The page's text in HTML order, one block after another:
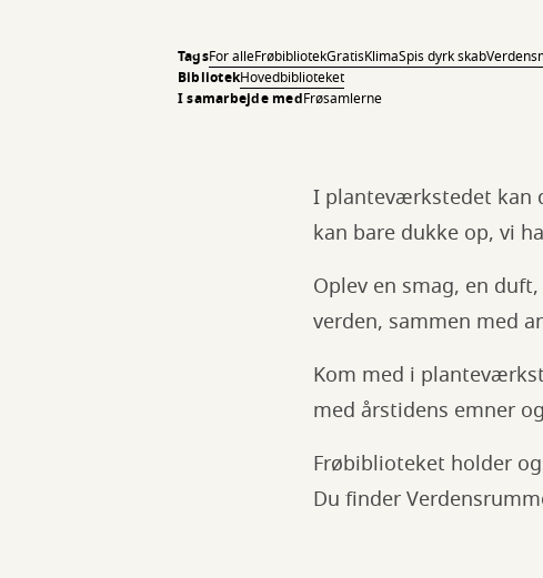
TagsFor alleFrøbibliotekGratisKlimaSpis dyrk skab
BibliotekHovedbiblioteket
I samarbejde medFrøsamlerne
I planteværkstedet kan
kan bare dukke op, vi
Oplev en smag, en
verden, sammen med
Kom med i
med årstidens emner
Frøbiblioteket holder
Du finder